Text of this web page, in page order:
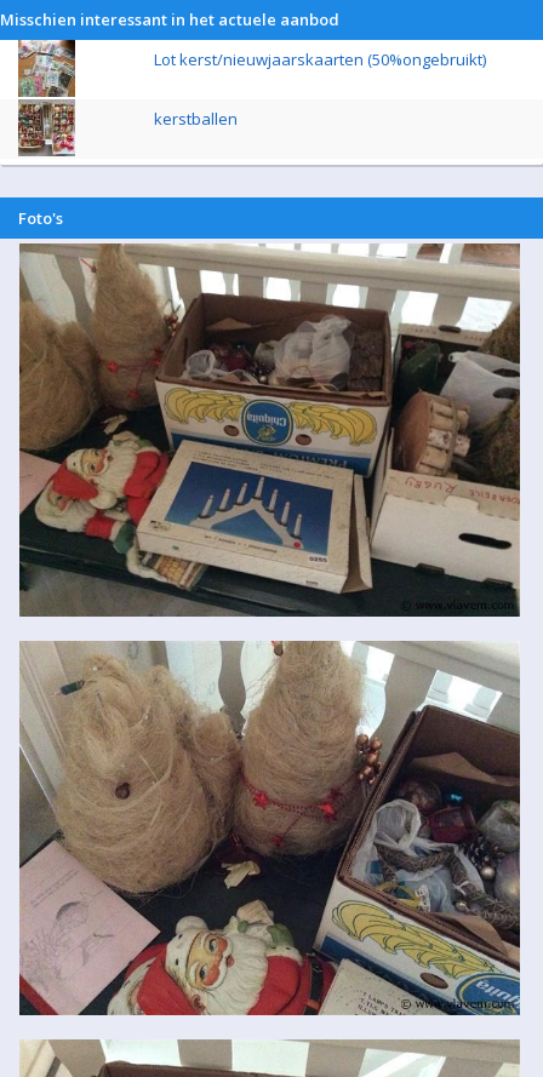
Misschien interessant in het actuele aanbod
Lot kerst/nieuwjaarskaarten (50%ongebruikt)
kerstballen
Foto's